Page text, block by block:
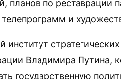
планов по реставрации
телепрограмм и
институт
Владимира Путина,
государственную